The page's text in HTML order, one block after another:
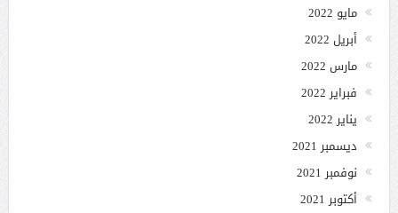
مايو 2022
أبريل 2022
مارس 2022
فبراير 2022
يناير 2022
ديسمبر 2021
نوفمبر 2021
أكتوبر 2021